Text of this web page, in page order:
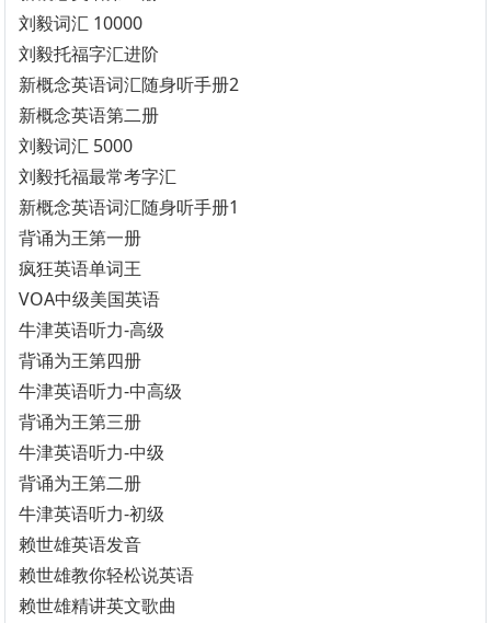
刘毅词汇 10000
刘毅托福字汇进阶
新概念英语词汇随身听手册2
新概念英语第二册
刘毅词汇 5000
刘毅托福最常考字汇
新概念英语词汇随身听手册1
背诵为王第一册
疯狂英语单词王
VOA中级美国英语
牛津英语听力-高级
背诵为王第四册
牛津英语听力-中高级
背诵为王第三册
牛津英语听力-中级
背诵为王第二册
牛津英语听力-初级
赖世雄英语发音
赖世雄教你轻松说英语
赖世雄精讲英文歌曲